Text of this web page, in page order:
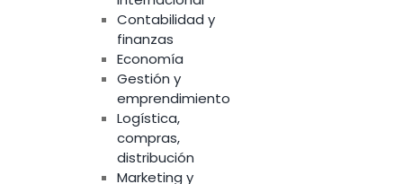
Contabilidad y
finanzas
Economía
Gestión y
emprendimiento
Logística,
compras,
distribución
Marketing y